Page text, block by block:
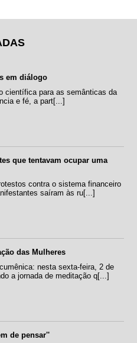
em diálogo
científica para as semânticas da
e fé, a part[...]
que tentavam ocupar uma
contra o sistema financeiro
saíram às ru[...]
das Mulheres
nesta sexta-feira, 2 de
a jornada de meditação q[...]
de pensar''